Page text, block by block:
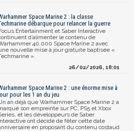
Space Marine 2 : la classe
débarque pour relancer la guerre
Entertainment et Saber Interactive
d’alimenter le contenu de
40,000 Space Marine 2 avec
nouvelle mise à jour gratuite baptisée «
».
26/02/2026, 18:01
Space Marine 2 : une énorme mise à
pour les 1 an du jeu
an déjà que Warhammer Space Marine 2 a
son empreinte sur PC, PS5 et Xbox
et les développeurs de Saber
ont décidé de fêter cette date
en proposant du contenu costaud